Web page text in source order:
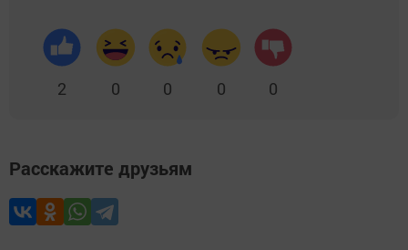
2 0 0 0 0
Расскажите друзьям